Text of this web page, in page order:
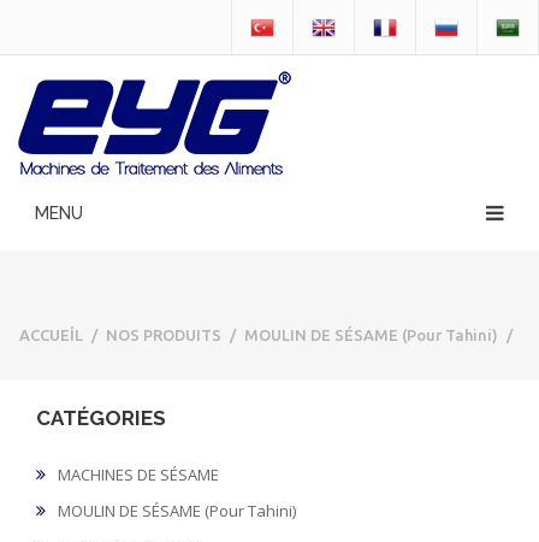
ACCUEİL / NOS PRODUITS / MOULIN DE SÉSAME (Pour Tahini) /
CATÉGORIES
MACHINES DE SÉSAME
MOULIN DE SÉSAME (Pour Tahini)